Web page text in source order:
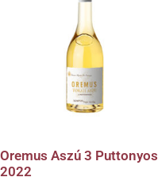
Oremus Aszú 3 Puttonyos
2022